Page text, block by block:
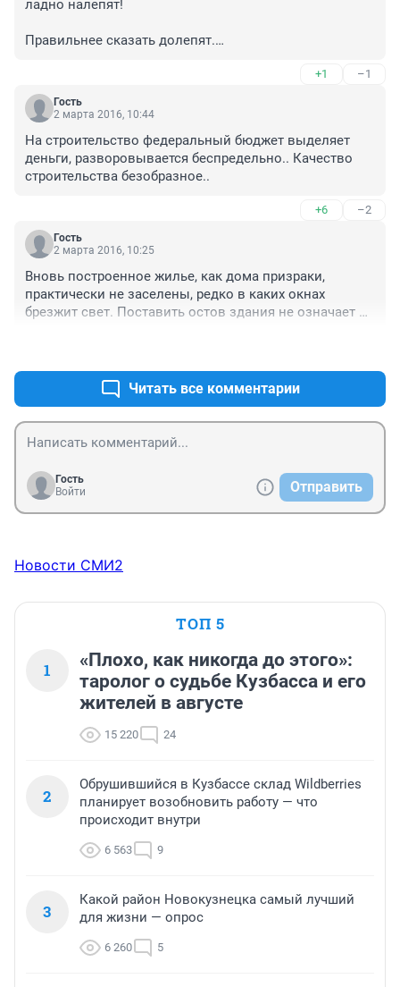
ладно налепят!
Правильнее сказать долепят.
Лесную поляну и иже прилегающую территорию в
статистику засунуть.
+1 –1
Гость
2 марта 2016, 10:44
На строительство федеральный бюджет выделяет
деньги, разворовывается беспредельно.. Качество
строительства безобразное..
+6 –2
Гость
2 марта 2016, 10:25
Вновь построенное жилье, как дома призраки,
практически не заселены, редко в каких окнах
брезжит свет. Поставить остов здания не означает
Читать все комментарии
Гость
Войти
Отправить
Новости СМИ2
ТОП 5
1
«Плохо, как никогда до этого»:
таролог о судьбе Кузбасса и его
жителей в августе
15 220 24
2
Обрушившийся в Кузбассе склад Wildberries
планирует возобновить работу — что
происходит внутри
6 563 9
3
Какой район Новокузнецка самый лучший
для жизни — опрос
6 260 5